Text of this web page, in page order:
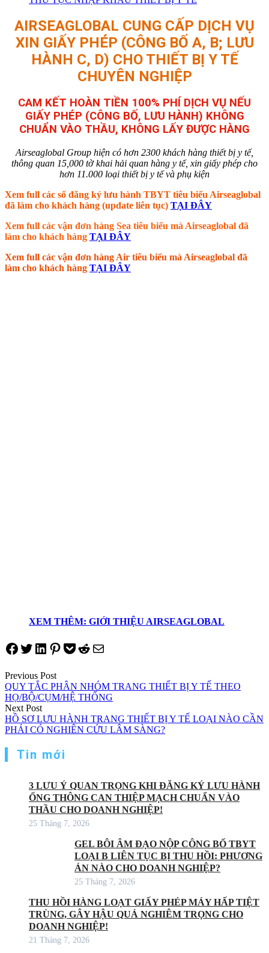
AIRSEAGLOBAL CUNG CẤP DỊCH VỤ
XIN GIẤY PHÉP (CÔNG BỐ A, B; LƯU
HÀNH C, D) CHO THIẾT BỊ Y TẾ
CHUYÊN NGHIỆP
CAM KẾT HOÀN TIỀN 100% PHÍ DỊCH VỤ NẾU
GIẤY PHÉP (CÔNG BỐ, LƯU HÀNH) KHÔNG
CHUẨN VÀO THẦU, KHÔNG LẤY ĐƯỢC HÀNG
Airseaglobal Group hiện có hơn 2300 khách hàng thiết bị y tế,
thông quan 15,000 tờ khai hải quan hàng y tế, xin giấy phép cho
hơn 11.000 loại thiết bị y tế và phụ kiện
Xem full các số đăng ký lưu hành TBYT tiêu biểu Airseaglobal
đã làm cho khách hàng (update liên tục) TẠI ĐÂY
Xem full các vận đơn hàng Sea tiêu biểu mà Airseaglobal đã
làm cho khách hàng TẠI ĐÂY
Xem full các vận đơn hàng Air tiêu biểu mà Airseaglobal đã
làm cho khách hàng TẠI ĐÂY
XEM THÊM: GIỚI THIỆU AIRSEAGLOBAL
Share on Facebook
Tweet on Twitter
Share on LinkedIn
Pin on Pinterest
Save to pocket
Share on Reddit
Share via Email
Điều
hướng
bài
viết
Previous Post
QUY TẮC PHÂN NHÓM TRANG THIẾT BỊ Y TẾ THEO
HỌ/BỘ/CỤM/HỆ THỐNG
Next Post
HỒ SƠ LƯU HÀNH TRANG THIẾT BỊ Y TẾ LOẠI NÀO CẦN
PHẢI CÓ NGHIÊN CỨU LÂM SÀNG?
Tin mới
3 LƯU Ý QUAN TRỌNG KHI ĐĂNG KÝ LƯU HÀNH
ỐNG THÔNG CAN THIỆP MẠCH CHUẨN VÀO
THẦU CHO DOANH NGHIỆP!
25 Tháng 7, 2026
GEL BÔI ÂM ĐẠO NỘP CÔNG BỐ TBYT
LOẠI B LIÊN TỤC BỊ THU HỒI: PHƯƠNG
ÁN NÀO CHO DOANH NGHIỆP?
25 Tháng 7, 2026
THU HỒI HÀNG LOẠT GIẤY PHÉP MÁY HẤP TIỆT
TRÙNG, GÂY HẬU QUẢ NGHIÊM TRỌNG CHO
DOANH NGHIỆP!
21 Tháng 7, 2026